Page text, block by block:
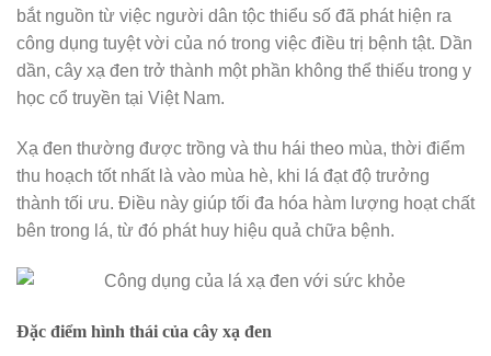
bắt nguồn từ việc người dân tộc thiểu số đã phát hiện ra
công dụng tuyệt vời của nó trong việc điều trị bệnh tật. Dần
dần, cây xạ đen trở thành một phần không thể thiếu trong y
học cổ truyền tại Việt Nam.
Xạ đen thường được trồng và thu hái theo mùa, thời điểm
thu hoạch tốt nhất là vào mùa hè, khi lá đạt độ trưởng
thành tối ưu. Điều này giúp tối đa hóa hàm lượng hoạt chất
bên trong lá, từ đó phát huy hiệu quả chữa bệnh.
Đặc điểm hình thái của cây xạ đen